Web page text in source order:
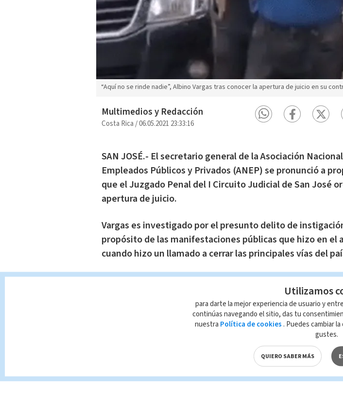
“Aquí no se rinde nadie”, Albino Vargas tras conocer la apertura de juicio en su
Multimedios y Redacción
Costa Rica/06.05.2021 23:33:16
SAN JOSÉ.- El secretario general de la Asociación
Empleados Públicos y Privados (ANEP) se pronunció a
que el Juzgado Penal del I Circuito Judicial de San José
apertura de juicio.
Vargas es investigado por el presunto delito de
propósito de las manifestaciones públicas que hizo en el
cuando hizo un llamado a cerrar las principales vías del
“Tengo la frente en alto y para mi es importante
proceso”, expresó durante un video publicado este
Aseguró que se enteró de la noticia a través de un
“Lo extraño es que el juzgado no nos avisó y no avisó a
eso uno duda en la transparencia del poder judicial”,
Utilizamos
para darte la mejor experiencia de usuario y
continúas navegando el sitio, das tu
nuestra Política de cookies . Puedes cambiar
gustes.
QUIERO SABER MÁS